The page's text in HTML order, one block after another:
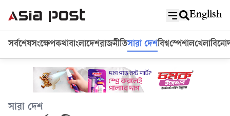
English
সর্বশেষসংক্ষেপকথাবাংলাদেশরাজনীতিসারা দেশবিশ্বস্পেশালখেলা
সারা দেশ